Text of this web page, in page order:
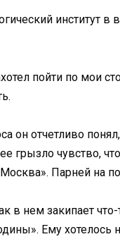
институт
пойти по мои
он отчетливо
грызло чувство,
Парней на
в нем закипает
Ему хотелось